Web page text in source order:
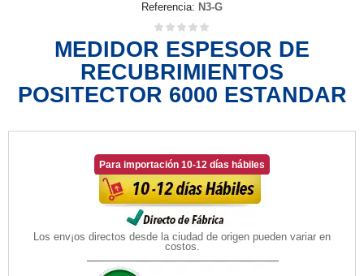
Referencia: N3-G
MEDIDOR ESPESOR DE
RECUBRIMIENTOS
POSITECTOR 6000 ESTANDAR
Para importación 10-12 días hábiles
Los env¡os directos desde la ciudad de origen pueden variar en
costos.